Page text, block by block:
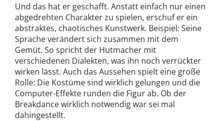
Und das hat er geschafft. Anstatt einfach nur einen
abgedrehten Charakter zu spielen, erschuf er ein
abstraktes, chaotisches Kunstwerk. Beispiel: Seine
Sprache verändert sich zusammen mit dem
Gemüt. So spricht der Hutmacher mit
verschiedenen Dialekten, was ihn noch verrückter
wirken lässt. Auch das Aussehen spielt eine große
Rolle: Die Kostüme sind wirklich gelungen und die
Computer-Effekte runden die Figur ab. Ob der
Breakdance wirklich notwendig war sei mal
dahingestellt.